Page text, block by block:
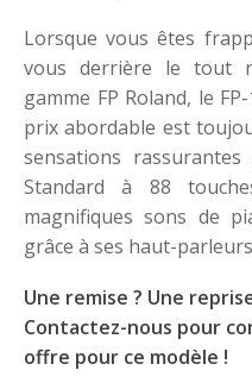
Lorsque vous êtes
vous derrière le tout
gamme FP Roland, le
prix abordable est
sensations
Standard à 88
magnifiques sons de
grâce à ses haut-
Une remise ? Une
Contactez-nous pour
offre pour ce modèle !